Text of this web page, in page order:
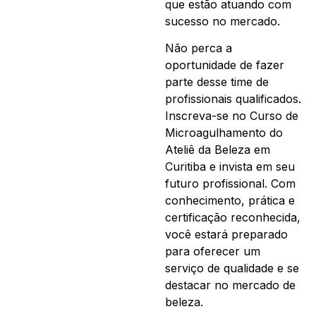
que estão atuando com
sucesso no mercado.
Não perca a
oportunidade de fazer
parte desse time de
profissionais qualificados.
Inscreva-se no Curso de
Microagulhamento do
Ateliê da Beleza em
Curitiba e invista em seu
futuro profissional. Com
conhecimento, prática e
certificação reconhecida,
você estará preparado
para oferecer um
serviço de qualidade e se
destacar no mercado de
beleza.